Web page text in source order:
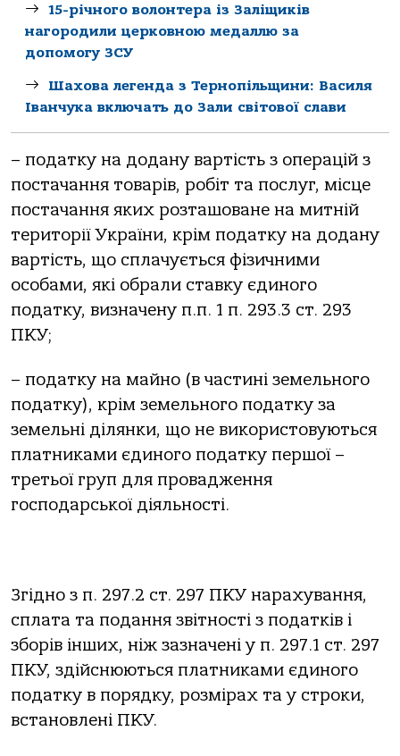
15-річного волонтера із Заліщиків
нагородили церковною медаллю за
допомогу ЗСУ
Шахова легенда з Тернопільщини: Василя
Іванчука включать до Зали світової слави
– податку на додану вартість з операцій з
постачання товарів, робіт та послуг, місце
постачання яких розташоване на митній
території України, крім податку на додану
вартість, що сплачується фізичними
особами, які обрали ставку єдиного
податку, визначену п.п. 1 п. 293.3 ст. 293
ПКУ;
– податку на майно (в частині земельного
податку), крім земельного податку за
земельні ділянки, що не використовуються
платниками єдиного податку першої –
третьої груп для провадження
господарської діяльності.
Згідно з п. 297.2 ст. 297 ПКУ нарахування,
сплата та подання звітності з податків і
зборів інших, ніж зазначені у п. 297.1 ст. 297
ПКУ, здійснюються платниками єдиного
податку в порядку, розмірах та у строки,
встановлені ПКУ.